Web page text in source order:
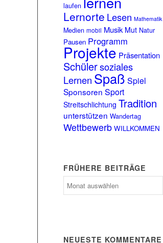
laufen
Lernorte Lesen Mathematik
Medien mobil Musik Mut Natur
Pausen Programm
Projekte Präsentation
Schülersoziales
Lernen Spaß Spiel
Sponsoren Sport
Streitschlichtung Tradition
unterstützen Wandertag
Wettbewerb WILLKOMMEN
FRÜHERE BEITRÄGE
NEUESTE KOMMENTARE